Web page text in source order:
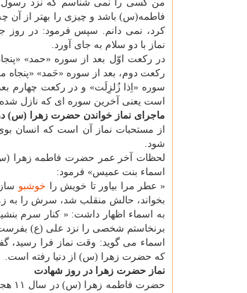
من کسی را نمی شناسم که نزد
فاطمه(س) باشد و چیزی را بهتر از آن
کرد، نمی دانم. سپس فرمود: در روز
نماز با دو سلام به جای آورد.
در رکعت اوّل بعد از سوره «حمد»
رکعت دوم، بعد از سوره «حَمد» «پنجاه
سوره «اِذا زُلزِلَت» و در رکعت چهارم
است یعنی آخرین سوره ای که نازل
ماجرای نماز خواندن حضرت زهرا (س)
از مستحبات نماز آن است که انسان
شود.
لحظات آخر عمر حضرت فاطمه زهرا (س)
اسماء بنت عمیس» فرمود:
« عطر مرا بیاور تا خویش را خوشبو
بخواند، حالش منقلب شد، سرش را به
به اسماء اظهار داشت: « کنار سرم
برنخاستم شخصی را نزد علی (ع) بفرست
اسماء می گوید: وقت نماز فرا رسید،
که حضرت زهرا (س) از دنیا رفته است.
نماز حضرت زهرا در روز شهادت